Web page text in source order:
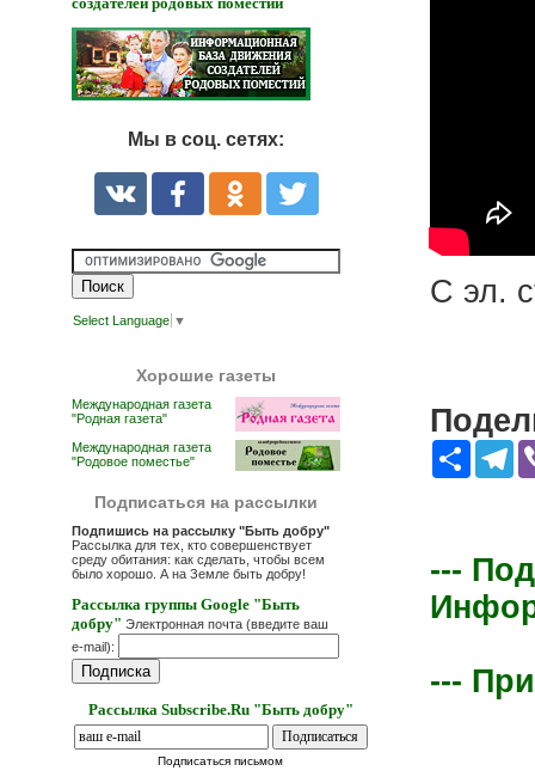
Мы в соц. сетях:
Select Language ▼
Хорошие газеты
Международная газета
"Родная газета"
Международная газета
"Родовое поместье"
Подписаться на рассылки
Подпишись на рассылку "Быть добру"
Рассылка для тех, кто совершенствует
среду обитания: как сделать, чтобы всем
было хорошо. А на Земле быть добру!
Рассылка группы Google "Быть
добру" Электронная почта (введите ваш
e-mail):
Рассылка Subscribe.Ru "Быть добру"
Подписаться письмом
С эл.
Share
---
---